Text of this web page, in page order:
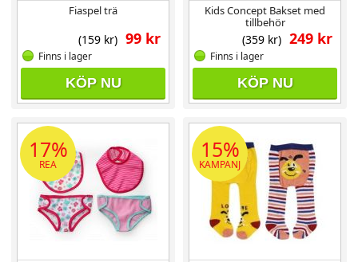
Fiaspel trä
99 kr
(159 kr)
Finns i lager
KÖP NU
Kids Concept Bakset med
tillbehör
249 kr
(359 kr)
Finns i lager
KÖP NU
17%
REA
15%
KAMPANJ